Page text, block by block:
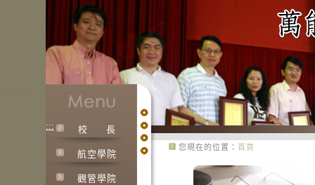
::: 校 長
航空學院
觀管學院
您現在的位置： 首頁